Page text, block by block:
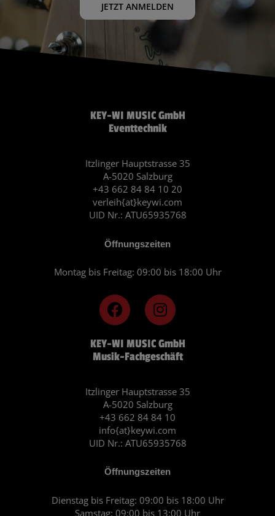
JETZT ANMELDEN
KEY-WI MUSIC GmbH
Musik-Fachgeschäft
Itzlinger Hauptstrasse 35
A-5020 Salzburg
+43 662 84 84 10
info{at}keywi.com
UID Nr.: ATU65935768
Öffnungszeiten
Dienstag bis Freitag: 09:00 bis 18:00 Uhr
Samstag: 09:00 bis 13:00 Uhr
F
a
c
e
b
o
k
I
n
s
t
a
r
a
m
KEY-WI MUSIC GmbH
Eventtechnik
Itzlinger Hauptstrasse 35
A-5020 Salzburg
+43 662 84 84 10 20
verleih{at}keywi.com
UID Nr.: ATU65935768
Öffnungszeiten
Montag bis Freitag: 09:00 bis 18:00 Uhr